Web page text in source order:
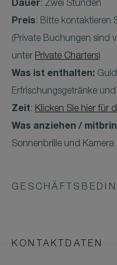
Dauer: Zwei Stunden
Preis: Bitte kontaktieren
(Private Buchungen sind
unter Private Charters)
Was ist enthalten:
Erfrischungsgetränke
Zeit: Klicken Sie hier für
Was anziehen /
Sonnenbrille und Kamera
KONTAKTDATEN